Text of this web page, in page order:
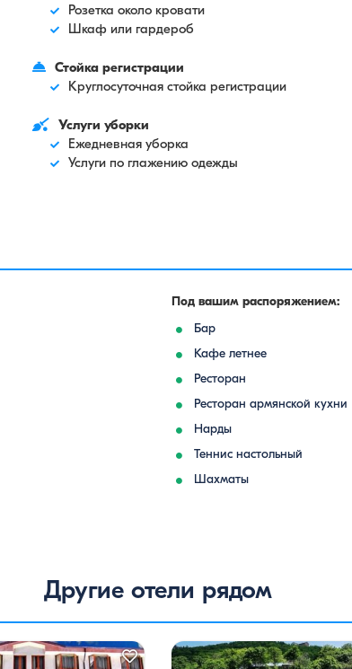
Розетка около кровати
Шкаф или гардероб
Стойка регистрации
Круглосуточная стойка регистрации
Услуги уборки
Ежедневная уборка
Услуги по глажению одежды
Под вашим распоряжением:
Бар
Кафе летнее
Ресторан
Ресторан армянской кухни
Нарды
Теннис настольный
Шахматы
Другие отели рядом